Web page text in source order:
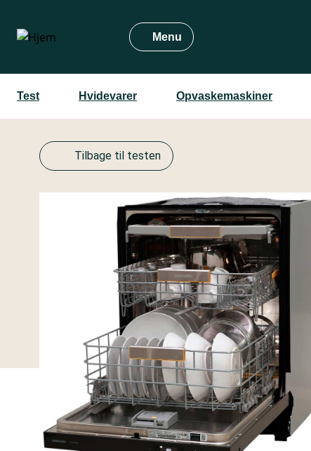
hovedindhold
Menu
Test Hvidevarer Opvaskemaskiner
Tilbage til testen